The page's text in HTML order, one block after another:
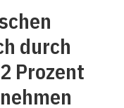
durch
Prozent